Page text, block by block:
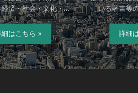
経済・社会・文化・…
細はこちら »
いる著書等
詳細